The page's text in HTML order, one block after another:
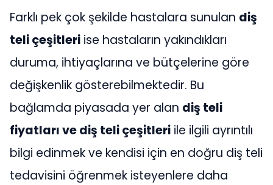
Farklı pek çok şekilde hastalara sunulan diş
teli çeşitleri ise hastaların yakındıkları
duruma, ihtiyaçlarına ve bütçelerine göre
değişkenlik gösterebilmektedir. Bu
bağlamda piyasada yer alan diş teli
fiyatları ve diş teli çeşitleri ile ilgili ayrıntılı
bilgi edinmek ve kendisi için en doğru diş teli
tedavisini öğrenmek isteyenlere daha